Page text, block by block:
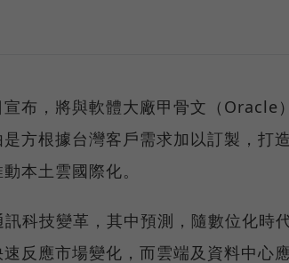
布，將與軟體大廠甲骨文（Oracle
方根據台灣客戶需求加以訂製，打
本土雲國際化。
科技變革，其中預測，隨數位化時
反應市場變化，而雲端及資料中心